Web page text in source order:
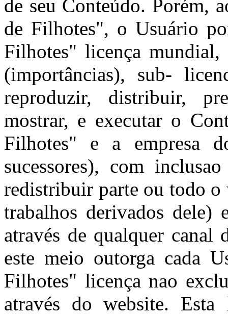
de seu Conteúdo. Porém,
de Filhotes", o Usuário
Filhotes" licença
(importâncias), sub-
reproduzir, distribuir,
mostrar, e executar o
Filhotes" e a empresa
sucessores), com
redistribuir parte ou todo
trabalhos derivados
através de qualquer
este meio outorga cada
Filhotes" licença nao
através do website. Esta